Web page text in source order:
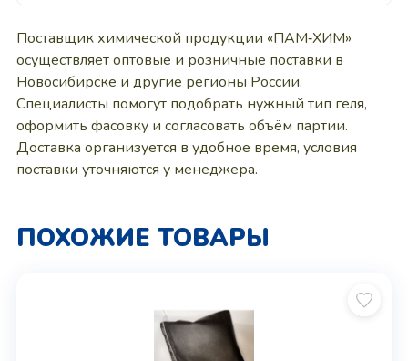
Поставщик химической продукции «ПАМ‑ХИМ»
осуществляет оптовые и розничные поставки в
Новосибирске и другие регионы России.
Специалисты помогут подобрать нужный тип геля,
оформить фасовку и согласовать объём партии.
Доставка организуется в удобное время, условия
поставки уточняются у менеджера.
ПОХОЖИЕ ТОВАРЫ